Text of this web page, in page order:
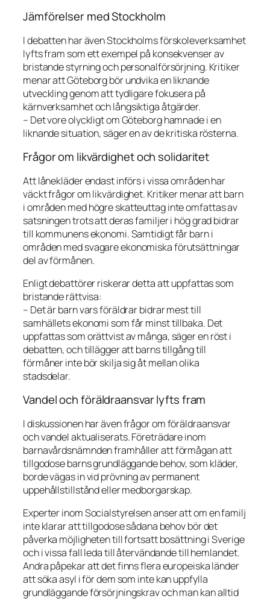
Jämförelser med Stockholm
I debatten har även Stockholms förskoleverksamhet
lyfts fram som ett exempel på konsekvenser av
bristande styrning och personalförsörjning. Kritiker
menar att Göteborg bör undvika en liknande
utveckling genom att tydligare fokusera på
kärnverksamhet och långsiktiga åtgärder.
– Det vore olyckligt om Göteborg hamnade i en
liknande situation, säger en av de kritiska rösterna.
Frågor om likvärdighet och solidaritet
Att lånekläder endast införs i vissa områden har
väckt frågor om likvärdighet. Kritiker menar att barn
i områden med högre skatteuttag inte omfattas av
satsningen trots att deras familjer i hög grad bidrar
till kommunens ekonomi. Samtidigt får barn i
områden med svagare ekonomiska förutsättningar
del av förmånen.
Enligt debattörer riskerar detta att uppfattas som
bristande rättvisa:
– Det är barn vars föräldrar bidrar mest till
samhällets ekonomi som får minst tillbaka. Det
uppfattas som orättvist av många, säger en röst i
debatten, och tillägger att barns tillgång till
förmåner inte bör skilja sig åt mellan olika
stadsdelar.
Vandel och föräldraansvar lyfts fram
I diskussionen har även frågor om föräldraansvar
och vandel aktualiserats. Företrädare inom
barnavårdsnämnden framhåller att förmågan att
tillgodose barns grundläggande behov, som kläder,
borde vägas in vid prövning av permanent
uppehållstillstånd eller medborgarskap.
Experter inom Socialstyrelsen anser att om en familj
inte klarar att tillgodose sådana behov bör det
påverka möjligheten till fortsatt bosättning i Sverige
och i vissa fall leda till återvändande till hemlandet.
Andra påpekar att det finns flera europeiska länder
att söka asyl i för dem som inte kan uppfylla
grundläggande försörjningskrav och man kan alltid